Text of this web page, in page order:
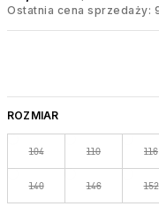
Ostatnia cena sprzedaży:
ROZMIAR
104 110 116
140 146 152